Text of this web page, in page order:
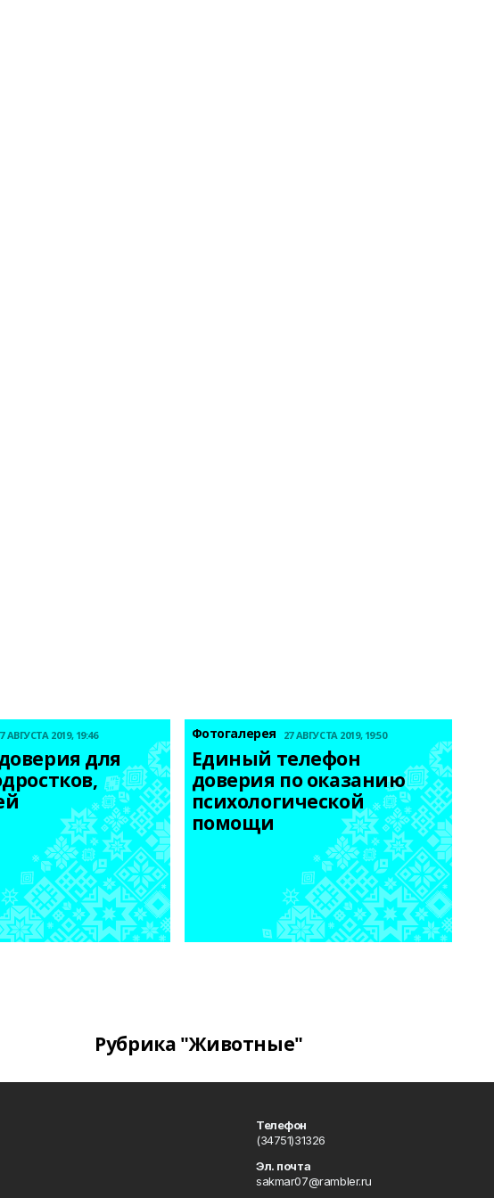
АВГУСТА 2019, 19:46
для
Фотогалерея 27 АВГУСТА 2019, 19:50
Единый телефон
доверия по оказанию
психологической
помощи
Рубрика "Животные"
Телефон
(34751)31326
Эл. почта
sakmar07@rambler.ru